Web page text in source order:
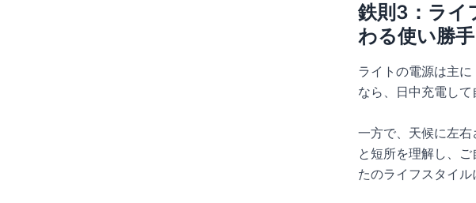
鉄則3：ライ
わる使い勝手
ライトの電源は主
なら、日中充電して
一方で、天候に左
と短所を理解し、
たのライフスタイル